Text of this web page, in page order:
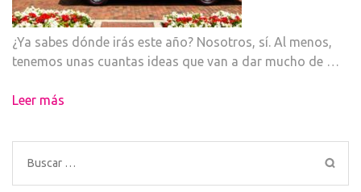
¿Ya sabes dónde irás este año? Nosotros, sí. Al menos,
tenemos unas cuantas ideas que van a dar mucho de …
Leer más
Buscar: